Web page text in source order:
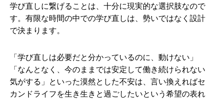
学び直しに繋げることは、十分に現実的な選択肢なので
す。有限な時間の中での学び直しは、勢いではなく設計
で決まります。
「学び直しは必要だと分かっているのに、動けない」
「なんとなく、今のままでは安定して働き続けられない
気がする」といった漠然とした不安は、言い換えればセ
カンドライフを生き生きと過ごしたいという希望の表れ